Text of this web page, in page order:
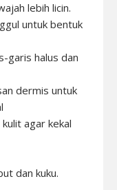
lebih licin.
untuk bentuk
garis halus dan
dermis untuk
agar kekal
dan kuku.